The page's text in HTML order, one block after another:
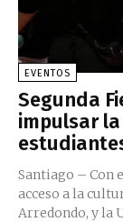
EVENTOS
Segunda
impulsar
Santiago – Con
acceso a la
Arredondo, y la